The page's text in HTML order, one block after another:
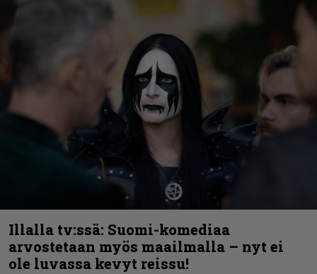
Illalla tv:ssä: Suomi-komediaa
arvostetaan myös maailmalla – nyt ei
ole luvassa kevyt reissu!